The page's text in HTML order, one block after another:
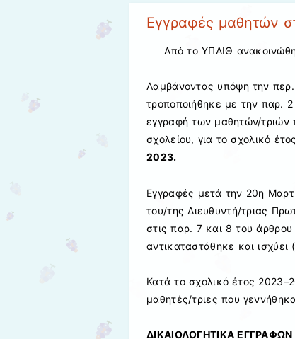
Εγγραφές μαθητών
Από το ΥΠΑΙΘ
Λαμβάνοντας υπόψη την
τροποποιήθηκε με την παρ. 2
εγγραφή των μαθητών/τριών
σχολείου, για το σχολικό
2023.
Εγγραφές μετά την 20η
του/της Διευθυντή/τριας
στις παρ. 7 και 8 του
αντικαταστάθηκε και ισχύει (
Κατά το σχολικό έτος 2023–
μαθητές/τριες που
ΔΙΚΑΙΟΛΟΓΗΤΙΚΑ ΕΓΓΡΑΦΩΝ